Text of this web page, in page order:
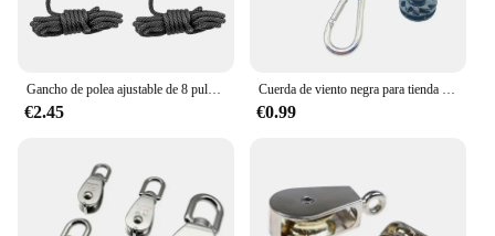
Gancho de polea ajustable de 8 pulgadas para tienda de campaña, tensor de cuerda, perchas de trinquete, gancho de cuerda para toldo, hebilla para dosel, 2/4 Uds.
€2.45
Cuerda de viento negra para tienda de campaña, Tensor de amarre, polea de sujeción, trinquete, toldo, hebilla de gancho, 4mm, 2/3/5m
€0.99